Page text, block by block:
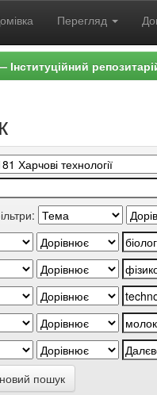
Перегляд
Інституційний
пошук